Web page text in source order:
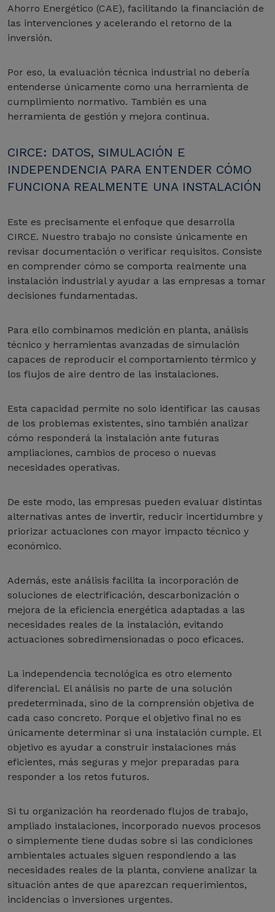
Ahorro Energético (CAE), facilitando la financiación de
las intervenciones y acelerando el retorno de la
inversión.
Por eso, la evaluación técnica industrial no debería
entenderse únicamente como una herramienta de
cumplimiento normativo. También es una
herramienta de gestión y mejora continua.
CIRCE: DATOS, SIMULACIÓN E
INDEPENDENCIA PARA ENTENDER CÓMO
FUNCIONA REALMENTE UNA INSTALACIÓN
Este es precisamente el enfoque que desarrolla
CIRCE. Nuestro trabajo no consiste únicamente en
revisar documentación o verificar requisitos. Consiste
en comprender cómo se comporta realmente una
instalación industrial y ayudar a las empresas a tomar
decisiones fundamentadas.
Para ello combinamos medición en planta, análisis
técnico y herramientas avanzadas de simulación
capaces de reproducir el comportamiento térmico y
los flujos de aire dentro de las instalaciones.
Esta capacidad permite no solo identificar las causas
de los problemas existentes, sino también analizar
cómo responderá la instalación ante futuras
ampliaciones, cambios de proceso o nuevas
necesidades operativas.
De este modo, las empresas pueden evaluar distintas
alternativas antes de invertir, reducir incertidumbre y
priorizar actuaciones con mayor impacto técnico y
económico.
Además, este análisis facilita la incorporación de
soluciones de electrificación, descarbonización o
mejora de la eficiencia energética adaptadas a las
necesidades reales de la instalación, evitando
actuaciones sobredimensionadas o poco eficaces.
La independencia tecnológica es otro elemento
diferencial. El análisis no parte de una solución
predeterminada, sino de la comprensión objetiva de
cada caso concreto. Porque el objetivo final no es
únicamente determinar si una instalación cumple. El
objetivo es ayudar a construir instalaciones más
eficientes, más seguras y mejor preparadas para
responder a los retos futuros.
Si tu organización ha reordenado flujos de trabajo,
ampliado instalaciones, incorporado nuevos procesos
o simplemente tiene dudas sobre si las condiciones
ambientales actuales siguen respondiendo a las
necesidades reales de la planta, conviene analizar la
situación antes de que aparezcan requerimientos,
incidencias o inversiones urgentes.